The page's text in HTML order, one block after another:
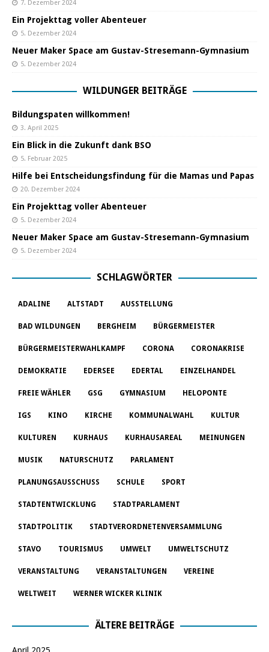
7. Dezember 2024
Ein Projekttag voller Abenteuer
5. Dezember 2024
Neuer Maker Space am Gustav-Stresemann-Gymnasium
5. Dezember 2024
WILDUNGER BEITRÄGE
Bildungspaten willkommen!
3. April 2025
Ein Blick in die Zukunft dank BSO
5. Februar 2025
Hilfe bei Entscheidungsfindung für die Mamas und Papas
20. Dezember 2024
Ein Projekttag voller Abenteuer
5. Dezember 2024
Neuer Maker Space am Gustav-Stresemann-Gymnasium
5. Dezember 2024
SCHLAGWÖRTER
ADALINE ALTSTADT AUSSTELLUNG
BAD WILDUNGEN BERGHEIM BÜRGERMEISTER
BÜRGERMEISTERWAHLKAMPF CORONA CORONAKRISE
DEMOKRATIE EDERSEE EDERTAL EINZELHANDEL
FREIE WÄHLER GSG GYMNASIUM HELOPONTE
IGS KINO KIRCHE KOMMUNALWAHL KULTUR
KULTUREN KURHAUS KURHAUSAREAL MEINUNGEN
MUSIK NATURSCHUTZ PARLAMENT
PLANUNGSAUSSCHUSS SCHULE SPORT
STADTENTWICKLUNG STADTPARLAMENT
STADTPOLITIK STADTVERORDNETENVERSAMMLUNG
STAVO TOURISMUS UMWELT UMWELTSCHUTZ
VERANSTALTUNG VERANSTALTUNGEN VEREINE
WELTWEIT WERNER WICKER KLINIK
ÄLTERE BEITRÄGE